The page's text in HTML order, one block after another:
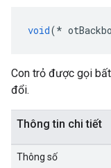
void(*
Con trỏ được gọi
đổi.
Thông tin chi tiết
Thông số